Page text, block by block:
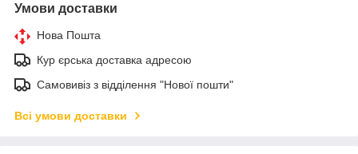
Умови доставки
Нова Пошта
Кур єрська доставка адресою
Самовивіз з відділення "Нової пошти"
Всі умови доставки